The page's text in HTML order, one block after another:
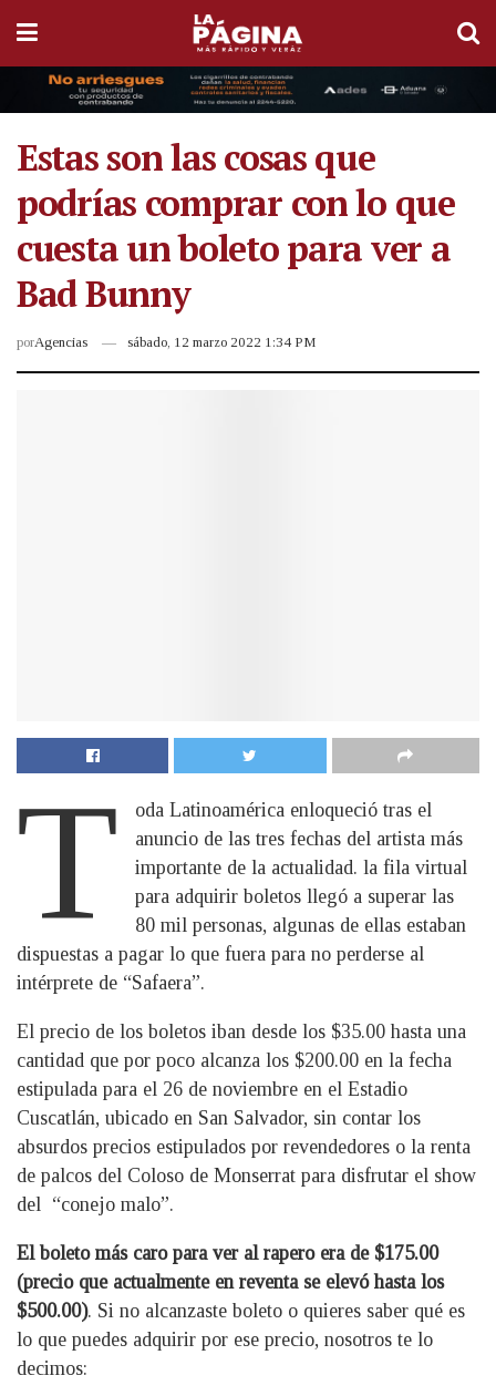
Estas son las cosas que
podrías comprar con lo que
cuesta un boleto para ver a
Bad Bunny
porAgencias sábado, 12 marzo 2022 1:34 PM
T
oda Latinoamérica enloqueció tras el
anuncio de las tres fechas del artista más
importante de la actualidad. la fila virtual
para adquirir boletos llegó a superar las
80 mil personas, algunas de ellas estaban
dispuestas a pagar lo que fuera para no perderse al
intérprete de “Safaera”.
El precio de los boletos iban desde los $35.00 hasta una
cantidad que por poco alcanza los $200.00 en la fecha
estipulada para el 26 de noviembre en el Estadio
Cuscatlán, ubicado en San Salvador, sin contar los
absurdos precios estipulados por revendedores o la renta
de palcos del Coloso de Monserrat para disfrutar el show
del “conejo malo”.
El boleto más caro para ver al rapero era de $175.00
(precio que actualmente en reventa se elevó hasta los
$500.00). Si no alcanzaste boleto o quieres saber qué es
lo que puedes adquirir por ese precio, nosotros te lo
decimos: